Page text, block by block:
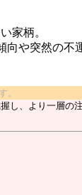
家柄。
向や突然の不
。
し、より一層の